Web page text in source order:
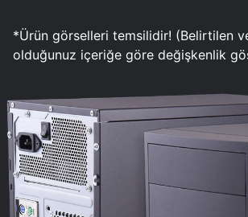
*Ürün görselleri temsilidir! (Belirtilen
olduğunuz içeriğe göre değişkenlik